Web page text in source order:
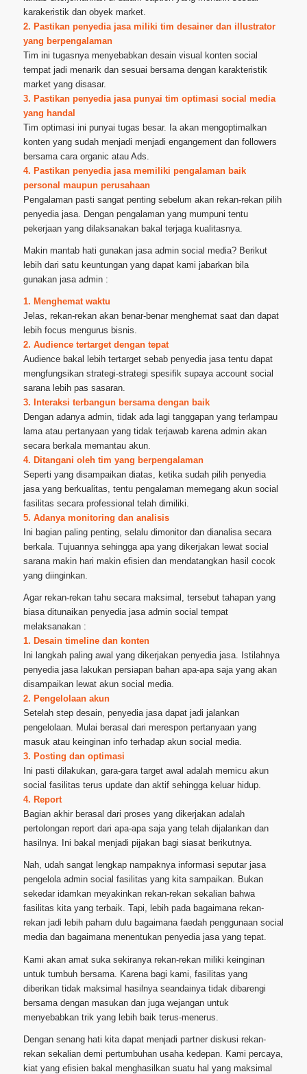
karakeristik dan obyek market.
2. Pastikan penyedia jasa miliki tim desainer dan illustrator
yang berpengalaman
Tim ini tugasnya menyebabkan desain visual konten social
tempat jadi menarik dan sesuai bersama dengan karakteristik
market yang disasar.
3. Pastikan penyedia jasa punyai tim optimasi social media
yang handal
Tim optimasi ini punyai tugas besar. Ia akan mengoptimalkan
konten yang sudah menjadi menjadi engangement dan followers
bersama cara organic atau Ads.
4. Pastikan penyedia jasa memiliki pengalaman baik
personal maupun perusahaan
Pengalaman pasti sangat penting sebelum akan rekan-rekan pilih
penyedia jasa. Dengan pengalaman yang mumpuni tentu
pekerjaan yang dilaksanakan bakal terjaga kualitasnya.
Makin mantab hati gunakan jasa admin social media? Berikut
lebih dari satu keuntungan yang dapat kami jabarkan bila
gunakan jasa admin :
1. Menghemat waktu
Jelas, rekan-rekan akan benar-benar menghemat saat dan dapat
lebih focus mengurus bisnis.
2. Audience tertarget dengan tepat
Audience bakal lebih tertarget sebab penyedia jasa tentu dapat
mengfungsikan strategi-strategi spesifik supaya account social
sarana lebih pas sasaran.
3. Interaksi terbangun bersama dengan baik
Dengan adanya admin, tidak ada lagi tanggapan yang terlampau
lama atau pertanyaan yang tidak terjawab karena admin akan
secara berkala memantau akun.
4. Ditangani oleh tim yang berpengalaman
Seperti yang disampaikan diatas, ketika sudah pilih penyedia
jasa yang berkualitas, tentu pengalaman memegang akun social
fasilitas secara professional telah dimiliki.
5. Adanya monitoring dan analisis
Ini bagian paling penting, selalu dimonitor dan dianalisa secara
berkala. Tujuannya sehingga apa yang dikerjakan lewat social
sarana makin hari makin efisien dan mendatangkan hasil cocok
yang diinginkan.
Agar rekan-rekan tahu secara maksimal, tersebut tahapan yang
biasa ditunaikan penyedia jasa admin social tempat
melaksanakan :
1. Desain timeline dan konten
Ini langkah paling awal yang dikerjakan penyedia jasa. Istilahnya
penyedia jasa lakukan persiapan bahan apa-apa saja yang akan
disampaikan lewat akun social media.
2. Pengelolaan akun
Setelah step desain, penyedia jasa dapat jadi jalankan
pengelolaan. Mulai berasal dari merespon pertanyaan yang
masuk atau keinginan info terhadap akun social media.
3. Posting dan optimasi
Ini pasti dilakukan, gara-gara target awal adalah memicu akun
social fasilitas terus update dan aktif sehingga keluar hidup.
4. Report
Bagian akhir berasal dari proses yang dikerjakan adalah
pertolongan report dari apa-apa saja yang telah dijalankan dan
hasilnya. Ini bakal menjadi pijakan bagi siasat berikutnya.
Nah, udah sangat lengkap nampaknya informasi seputar jasa
pengelola admin social fasilitas yang kita sampaikan. Bukan
sekedar idamkan meyakinkan rekan-rekan sekalian bahwa
fasilitas kita yang terbaik. Tapi, lebih pada bagaimana rekan-
rekan jadi lebih paham dulu bagaimana faedah penggunaan social
media dan bagaimana menentukan penyedia jasa yang tepat.
Kami akan amat suka sekiranya rekan-rekan miliki keinginan
untuk tumbuh bersama. Karena bagi kami, fasilitas yang
diberikan tidak maksimal hasilnya seandainya tidak dibarengi
bersama dengan masukan dan juga wejangan untuk
menyebabkan trik yang lebih baik terus-menerus.
Dengan senang hati kita dapat menjadi partner diskusi rekan-
rekan sekalian demi pertumbuhan usaha kedepan. Kami percaya,
kiat yang efisien bakal menghasilkan suatu hal yang maksimal